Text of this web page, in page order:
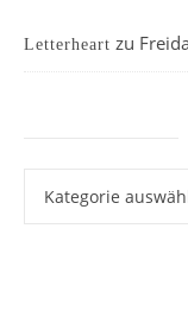
Letterheart zu